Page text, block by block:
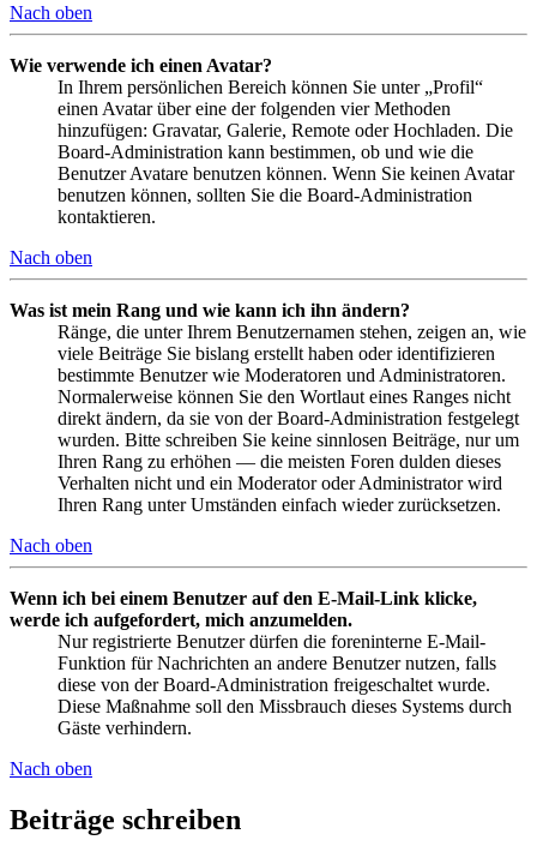
Nach oben
Wie verwende ich einen Avatar?
In Ihrem persönlichen Bereich können Sie unter „Profil“
einen Avatar über eine der folgenden vier Methoden
hinzufügen: Gravatar, Galerie, Remote oder Hochladen. Die
Board-Administration kann bestimmen, ob und wie die
Benutzer Avatare benutzen können. Wenn Sie keinen Avatar
benutzen können, sollten Sie die Board-Administration
kontaktieren.
Nach oben
Was ist mein Rang und wie kann ich ihn ändern?
Ränge, die unter Ihrem Benutzernamen stehen, zeigen an, wie
viele Beiträge Sie bislang erstellt haben oder identifizieren
bestimmte Benutzer wie Moderatoren und Administratoren.
Normalerweise können Sie den Wortlaut eines Ranges nicht
direkt ändern, da sie von der Board-Administration festgelegt
wurden. Bitte schreiben Sie keine sinnlosen Beiträge, nur um
Ihren Rang zu erhöhen — die meisten Foren dulden dieses
Verhalten nicht und ein Moderator oder Administrator wird
Ihren Rang unter Umständen einfach wieder zurücksetzen.
Nach oben
Wenn ich bei einem Benutzer auf den E-Mail-Link klicke,
werde ich aufgefordert, mich anzumelden.
Nur registrierte Benutzer dürfen die foreninterne E-Mail-
Funktion für Nachrichten an andere Benutzer nutzen, falls
diese von der Board-Administration freigeschaltet wurde.
Diese Maßnahme soll den Missbrauch dieses Systems durch
Gäste verhindern.
Nach oben
Beiträge schreiben